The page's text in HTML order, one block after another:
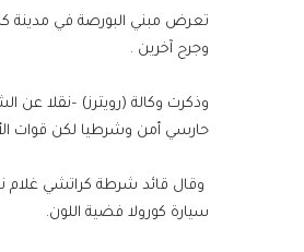
وجرح آخرين .
وذكرت وكالة (رويترز) –نقلا عن
حارسي أمن وشرطيا لكن قوات
وقال قائد شرطة كراتشي غلام
سيارة كورولا فضية اللون.